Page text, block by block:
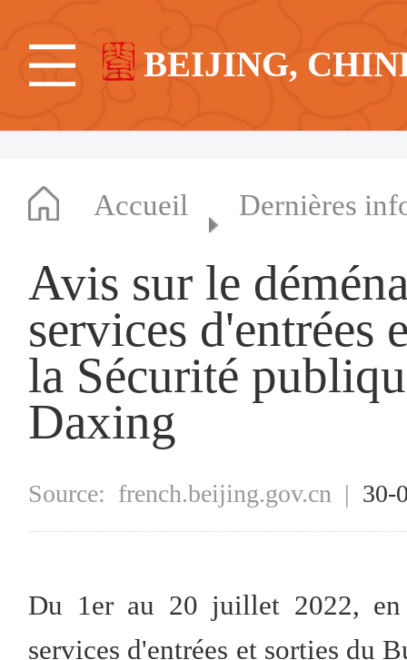
BEIJING,
Accueil Dernières
Avis sur le
services d'entrées
la Sécurité
Daxing
Source: french.beijing.gov.cn | 30-
Du 1er au 20 juillet 2022, en
services d'entrées et sorties du